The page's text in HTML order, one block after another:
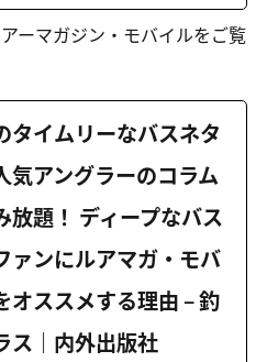
ーマガジン・モバイルをご覧
タイムリーなバスネタ
気アングラーのコラム
放題！ ディープなバス
ァンにルアマガ・モバ
オススメする理由 – 釣
ス｜内外出版社